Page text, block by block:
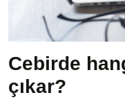
Cebirde
çıkar?